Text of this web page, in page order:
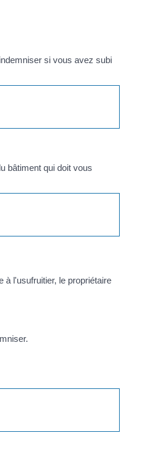
si vous avez subi
bâtiment qui doit vous
à l'usufruitier, le propriétaire